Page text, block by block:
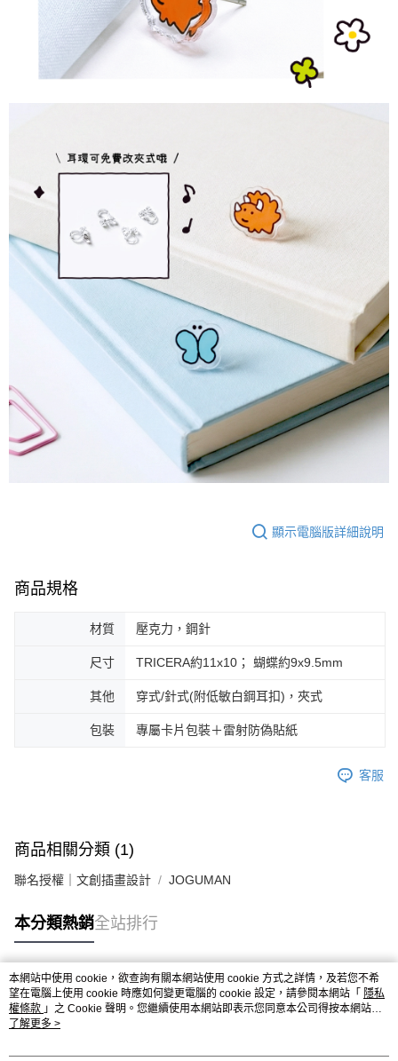
顯示電腦版詳細說明
商品規格
材質 壓克力，鋼針
尺寸 TRICERA約11x10； 蝴蝶約9x9.5mm
其他 穿式/針式(附低敏白鋼耳扣)，夾式
包裝 專屬卡片包裝＋雷射防偽貼紙
客服
商品相關分類 (1)
聯名授權｜文創插畫設計 JOGUMAN
本分類熱銷全站排行
熱門標籤
本網站中使用 cookie，欲查詢有關本網站使用 cookie 方式之詳情，及若您不希
望在電腦上使用 cookie 時應如何變更電腦的 cookie 設定，請參閱本網站「 隱私
權條款 」之 Cookie 聲明。您繼續使用本網站即表示您同意本公司得按本網站使
用條款之 Cookie 聲明使用 cookie。
了解更多 >